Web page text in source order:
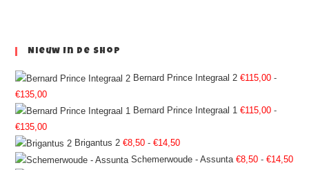
Nieuw In De Shop
Bernard Prince Integraal 2 €115,00 -
€135,00
Bernard Prince Integraal 1 €115,00 -
€135,00
Brigantus 2 €8,50 - €14,50
Schemerwoude - Assunta €8,50 - €14,50